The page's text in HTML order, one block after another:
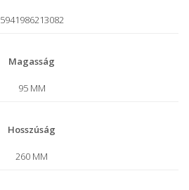
5941986213082
Magasság
95 MM
Hosszúság
260 MM